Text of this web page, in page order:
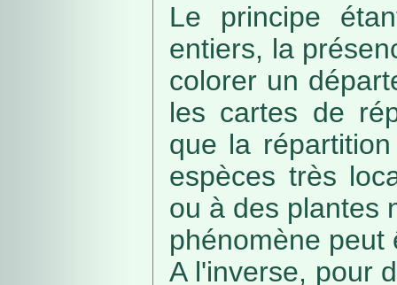
Le principe
entiers, la
colorer un
les cartes de
que la
espèces très
ou à des plantes
phénomène peut
A l'inverse, pour